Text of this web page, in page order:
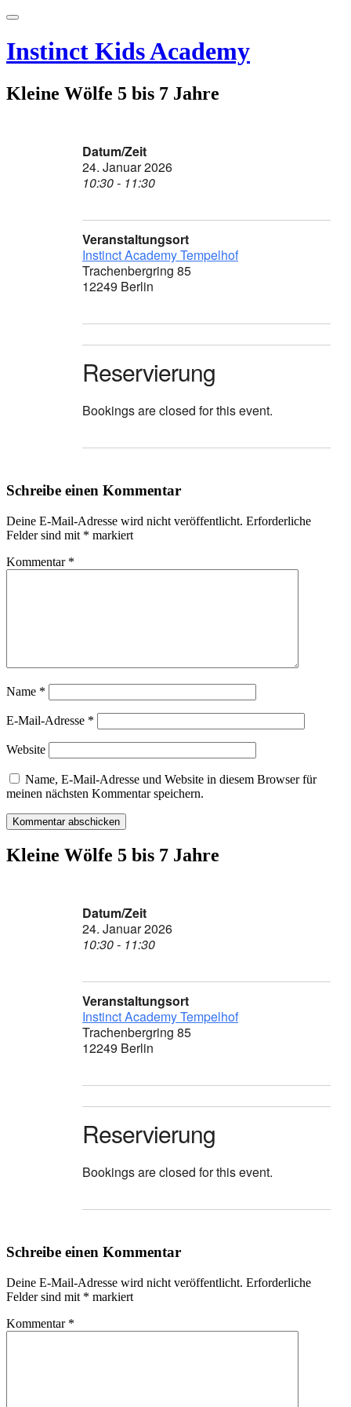
Skip
content
Toggle
Instinct Kids Academy
Kleine Wölfe 5 bis 7 Jahre
Datum/Zeit
24. Januar 2026
10:30 - 11:30
Veranstaltungsort
Instinct Academy Tempelhof
Trachenbergring 85
12249 Berlin
Reservierung
Bookings are closed for this event.
Schreibe einen Kommentar
Deine E-Mail-Adresse wird nicht veröffentlicht. Erforderliche
Felder sind mit * markiert
Kommentar *
Name *
E-Mail-Adresse *
Website
Name, E-Mail-Adresse und Website in diesem Browser für
meinen nächsten Kommentar speichern.
Kleine Wölfe 5 bis 7 Jahre
Datum/Zeit
24. Januar 2026
10:30 - 11:30
Veranstaltungsort
Instinct Academy Tempelhof
Trachenbergring 85
12249 Berlin
Reservierung
Bookings are closed for this event.
Schreibe einen Kommentar
Deine E-Mail-Adresse wird nicht veröffentlicht. Erforderliche
Felder sind mit * markiert
Kommentar *